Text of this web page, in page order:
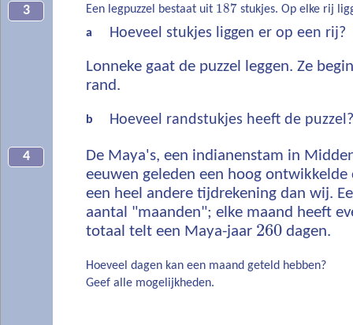
3 Een legpuzzel bestaat uit 187 stukjes. Op elke rij
a
Hoeveel stukjes liggen er op een rij?
Lonneke gaat de puzzel leggen. Ze
rand.
b Hoeveel randstukjes heeft de puzzel?
4
De Maya's, een indianenstam in
eeuwen geleden een hoog ontwikkelde
een heel andere tijdrekening dan wij.
aantal "maanden"; elke maand heeft
totaal telt een Maya-jaar 260 dagen.
Hoeveel dagen kan een maand geteld hebben?
Geef alle mogelijkheden.